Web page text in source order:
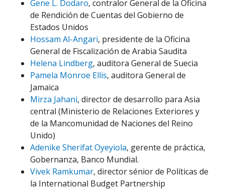
Gene L. Dodaro, contralor General de la Oficina
de Rendición de Cuentas del Gobierno de
Estados Unidos
Hossam Al-Angari, presidente de la Oficina
General de Fiscalización de Arabia Saudita
Helena Lindberg, auditora General de Suecia
Pamela Monroe Ellis, auditora General de
Jamaica
Mirza Jahani, director de desarrollo para Asia
central (Ministerio de Relaciones Exteriores y
de la Mancomunidad de Naciones del Reino
Unido)
Adenike Sherifat Oyeyiola, gerente de práctica,
Gobernanza, Banco Mundial.
Vivek Ramkumar, director sénior de Políticas de
la International Budget Partnership